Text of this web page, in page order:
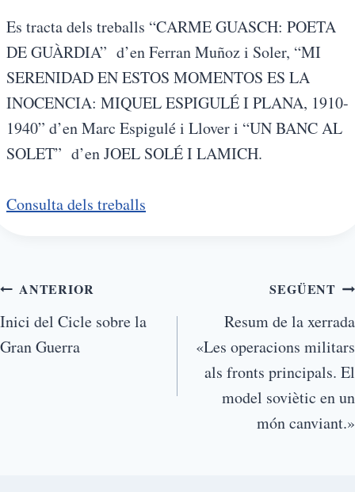
Es tracta dels treballs “CARME GUASCH: POETA
DE GUÀRDIA” d’en Ferran Muñoz i Soler, “MI
SERENIDAD EN ESTOS MOMENTOS ES LA
INOCENCIA: MIQUEL ESPIGULÉ I PLANA, 1910-
1940” d’en Marc Espigulé i Llover i “UN BANC AL
SOLET” d’en JOEL SOLÉ I LAMICH.
Consulta dels treballs
ANTERIOR
Inici del Cicle sobre la
Gran Guerra
SEGÜENT
Resum de la xerrada
«Les operacions militars
als fronts principals. El
model soviètic en un
món canviant.»